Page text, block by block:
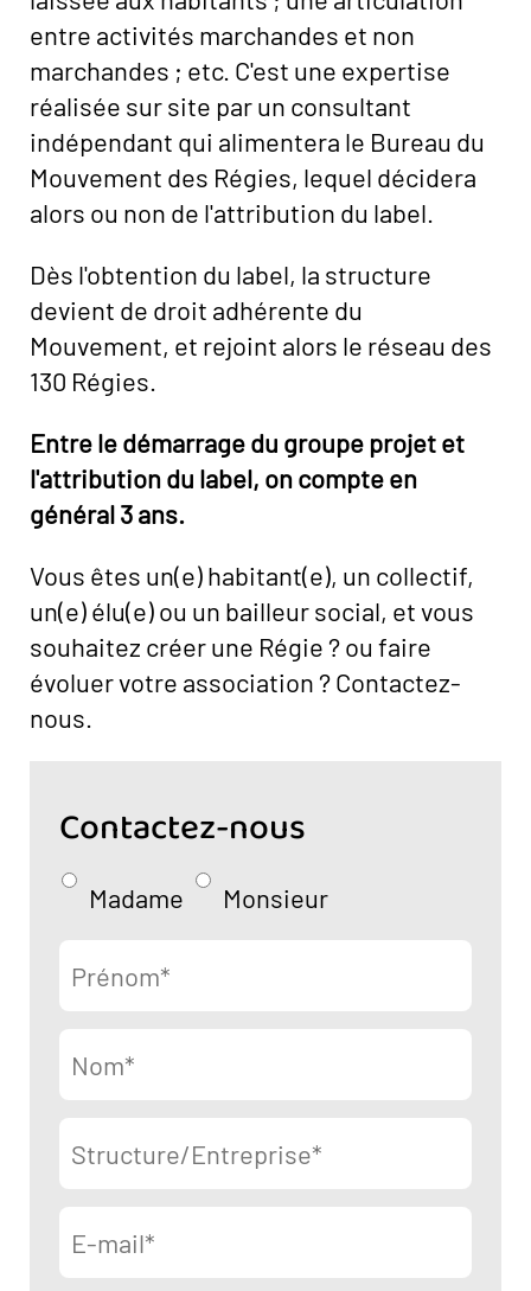
entre activités marchandes et non
marchandes ; etc. C'est une expertise
réalisée sur site par un consultant
indépendant qui alimentera le Bureau du
Mouvement des Régies, lequel décidera
alors ou non de l'attribution du label.
Dès l'obtention du label, la structure
devient de droit adhérente du
Mouvement, et rejoint alors le réseau des
130 Régies.
Entre le démarrage du groupe projet et
l'attribution du label, on compte en
général 3 ans.
Vous êtes un(e) habitant(e), un collectif,
un(e) élu(e) ou un bailleur social, et vous
souhaitez créer une Régie ? ou faire
évoluer votre association ? Contactez-
nous.
Contactez-nous
Madame Monsieur